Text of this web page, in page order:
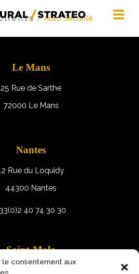
le consentement aux
/ Auto Sécurité
Le Mans
25 Rue de Sarthe
72000 Le Mans
Nantes
Rue du Loquidy
44300 Nantes
40 74 30 30
Saint-Malo
Robert Schuman